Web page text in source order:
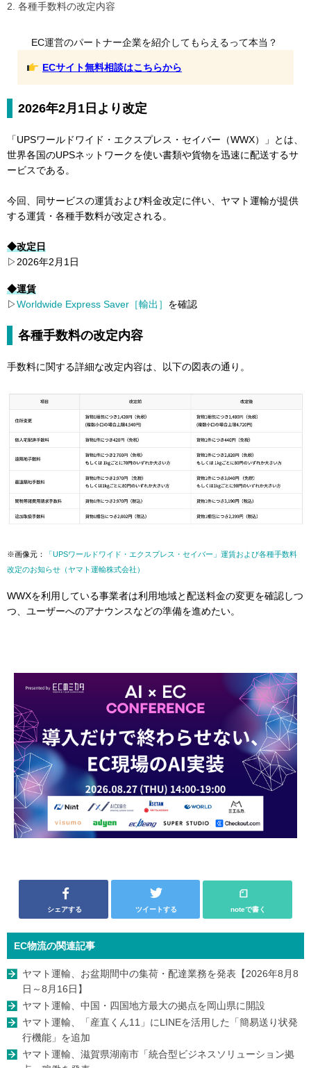
2. 各種手数料の改定内容
EC運営のパートナー企業を紹介してもらえるって本当？
ECサイト無料相談はこちらから
2026年2月1日より改定
「UPSワールドワイド・エクスプレス・セイバー（WWX）」とは、
世界各国のUPSネットワークを使い書類や貨物を迅速に配送するサ
ービスである。
今回、同サービスの運賃および料金改定に伴い、ヤマト運輸が提供
する運賃・各種手数料が改定される。
◆改定日
▷2026年2月1日
◆運賃
▷Worldwide Express Saver［輸出］ を確認
各種手数料の改定内容
手数料に関する詳細な改定内容は、以下の図表の通り。
※画像元：
「UPSワールドワイド・エクスプレス・セイバー」運賃および各種手数料
改定のお知らせ（ヤマト運輸株式会社）
WWXを利用している事業者は利用地域と配送料金の変更を確認しつ
つ、ユーザーへのアナウンスなどの準備を進めたい。
シェアする ツイートする noteで書く
EC物流の関連記事
ヤマト運輸、お盆期間中の集荷・配達業務を発表【2026年8月8
日～8月16日】
ヤマト運輸、中国・四国地方最大の拠点を岡山県に開設
ヤマト運輸、「産直くん11」にLINEを活用した「簡易送り状発
行機能」を追加
ヤマト運輸、滋賀県湖南市「統合型ビジネスソリューション拠